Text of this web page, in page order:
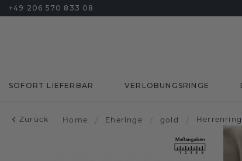
+49 206 570 833 08
SOFORT LIEFERBAR VERLOBUNGSRINGE
Zurück Home / Eheringe / gold /